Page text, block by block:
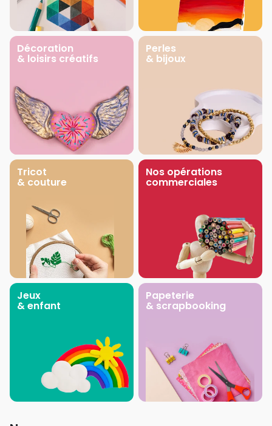
Décoration
& loisirs créatifs
Perles
& bijoux
Tricot
& couture
Nos opérations
commerciales
Jeux
& enfant
Papeterie
& scrapbooking